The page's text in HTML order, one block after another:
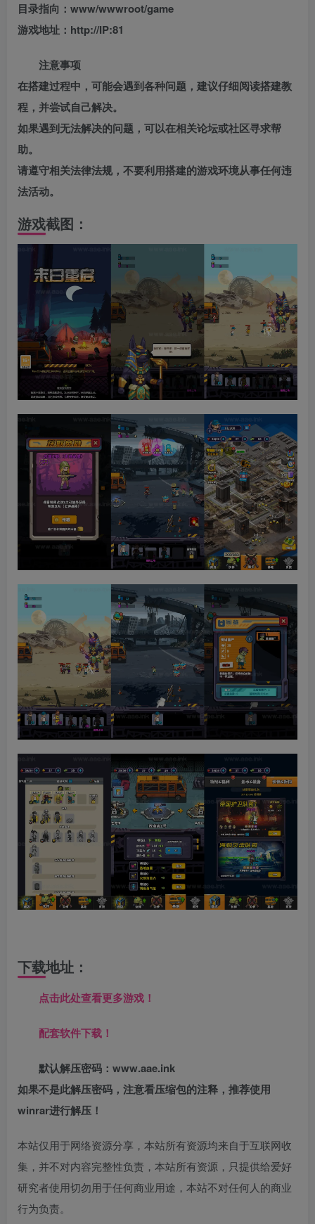
目录指向：www/wwwroot/game
游戏地址：http://IP:81
注意事项
在搭建过程中，可能会遇到各种问题，建议仔细阅读搭建教
程，并尝试自己解决。
如果遇到无法解决的问题，可以在相关论坛或社区寻求帮
助。
请遵守相关法律法规，不要利用搭建的游戏环境从事任何违
法活动。
游戏截图：
下载地址：
点击此处查看更多游戏！
配套软件下载！
默认解压密码：www.aae.ink
如果不是此解压密码，注意看压缩包的注释，推荐使用
winrar进行解压！
本站仅用于网络资源分享，本站所有资源均来自于互联网收
集，并不对内容完整性负责，本站所有资源，只提供给爱好
研究者使用切勿用于任何商业用途，本站不对任何人的商业
行为负责。